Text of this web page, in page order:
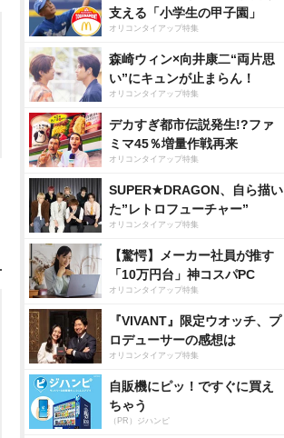
支える「小学生の甲子園」
オリコンタイアップ特集
森崎ウィン×向井康二“両片思
い”にキュンが止まらん！
オリコンタイアップ特集
デカすぎ都市伝説発生!?ファ
ミマ45％増量作戦再来
オリコンタイアップ特集
SUPER★DRAGON、自ら描い
た”レトロフューチャー”
オリコンタイアップ特集
【驚愕】メーカー社員が推す
「10万円台」神コスパPC
オリコンタイアップ特集
『VIVANT』限定ウオッチ、プ
ロデューサーの感想は
オリコンタイアップ特集
自販機にピッ！ですぐに買え
ちゃう
（PR）ジハンピ